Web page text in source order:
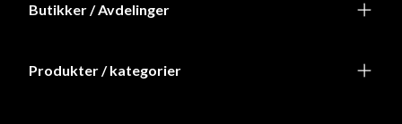
Butikker / Avdelinger
Produkter / kategorier